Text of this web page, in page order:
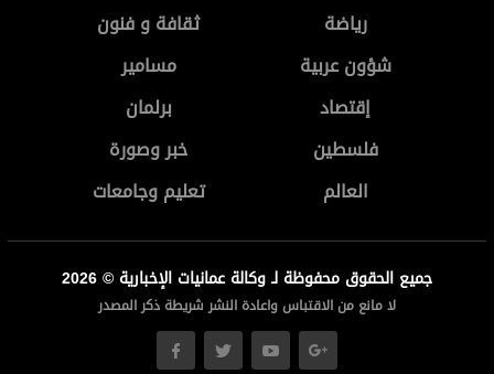
رياضة
ثقافة و فنون
شؤون عربية
مسامير
إقتصاد
برلمان
فلسطين
خبر وصورة
العالم
تعليم وجامعات
جميع الحقوق محفوظة لـ وكالة عمانيات الإخبارية © 2026
لا مانع من الاقتباس واعادة النشر شريطة ذكر المصدر